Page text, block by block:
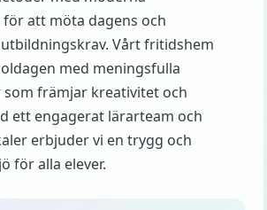
att möta dagens och
Vårt fritidshem
med meningsfulla
främjar kreativitet och
ett engagerat lärarteam och
erbjuder vi en trygg och
för alla elever.